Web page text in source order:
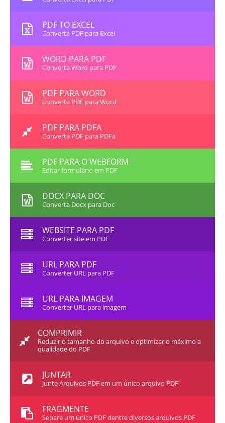
PDF TO EXCEL
Converta PDF para Excel
WORD PARA PDF
Converta Word para PDF
PDF PARA WORD
Converta PDF para Word
PDF PARA PDFA
Converta PDF para PDFa
PDF PARA O WEBFORM
Editar formulário em PDF
DOCX PARA DOC
Converta Docx para Doc
WEBSITE PARA PDF
Converter site em PDF
URL PARA PDF
Converter URL para PDF
URL PARA IMAGEM
Converter URL para imagem
COMPRIMIR
Reduzir o tamanho do arquivo e optimizar o máximo a
qualidade do PDF
JUNTAR
Junte Arquivos PDF em um único arquivo PDF
FRAGMENTE
Separe um único PDF dentre diversos arquivos PDF